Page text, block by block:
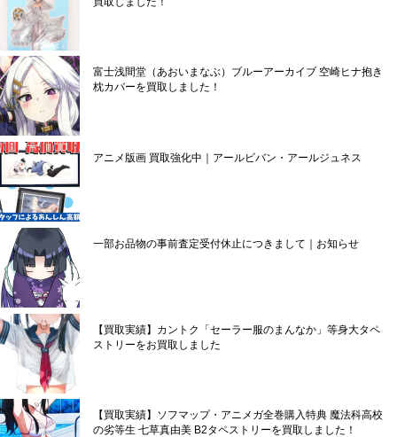
富士浅間堂（あおいまなぶ）ブルーアーカイブ 空崎ヒナ抱き
枕カバーを買取しました！
アニメ版画 買取強化中｜アールビバン・アールジュネス
一部お品物の事前査定受付休止につきまして｜お知らせ
【買取実績】カントク「セーラー服のまんなか」等身大タペ
ストリーをお買取しました
【買取実績】ソフマップ・アニメガ全巻購入特典 魔法科高校
の劣等生 七草真由美 B2タペストリーを買取しました！